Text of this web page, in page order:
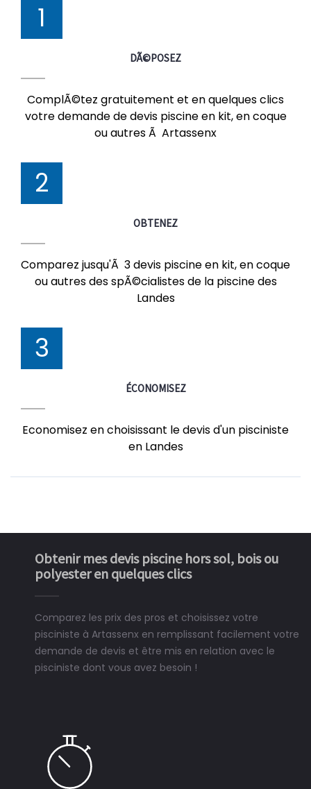
1
DÃ©POSEZ
ComplÃ©tez gratuitement et en quelques clics
votre demande de devis piscine en kit, en coque
ou autres Ã Artassenx
2
OBTENEZ
Comparez jusqu'Ã 3 devis piscine en kit, en coque
ou autres des spÃ©cialistes de la piscine des
Landes
3
ÉCONOMISEZ
Economisez en choisissant le devis d'un pisciniste
en Landes
Obtenir mes devis piscine hors sol, bois ou
polyester en quelques clics
Comparez les prix des pros et choisissez votre
pisciniste à Artassenx en remplissant facilement votre
demande de devis et être mis en relation avec le
pisciniste dont vous avez besoin !